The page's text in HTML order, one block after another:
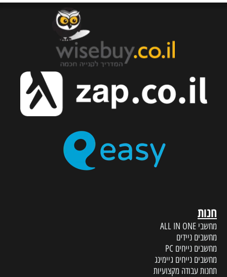
חנות
מחשבי ALL IN ONE
מחשבים ניידים
מחשבים נייחים PC
מחשבים נייחים גיימינג
תחנות עבודה מקצועיות